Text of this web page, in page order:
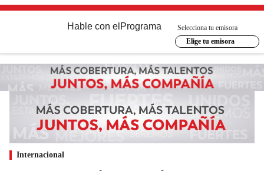
Hable con el Programa
Selecciona tu emisora
Elige tu emisora
Internacional